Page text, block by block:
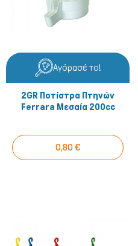
Αγόρασέ το!
2GR Ποτίστρα Πτηνών
Ferrara Μεσαία 200cc
0,80 €